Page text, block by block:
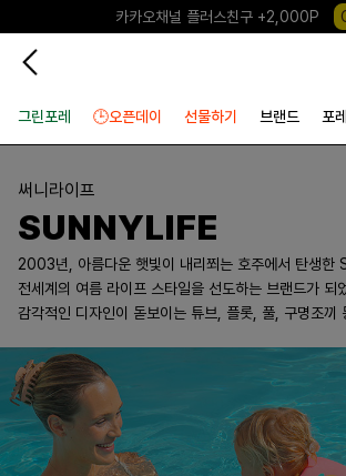
카카오채널 플러스친구 +2,000P
그린포레
🕒오픈데이 선물하기 브랜드 포
써니라이프
SUNNYLIFE
2003년, 아름다운 햇빛이 내리쬐는 호주에서 탄생한
전세계의 여름 라이프 스타일을 선도하는 브랜드가 되
감각적인 디자인이 돋보이는 튜브, 플롯, 풀, 구명조끼